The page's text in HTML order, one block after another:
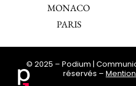
MONACO
PARIS
© 2025 – Podium |
réservés –